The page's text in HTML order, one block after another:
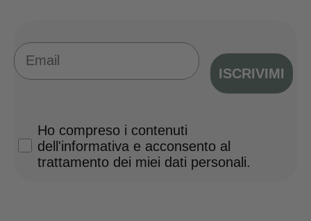
Email
ISCRIVIMI
Privacy Policy
Ho compreso i contenuti
dell'informativa e acconsento al
trattamento dei miei dati personali.